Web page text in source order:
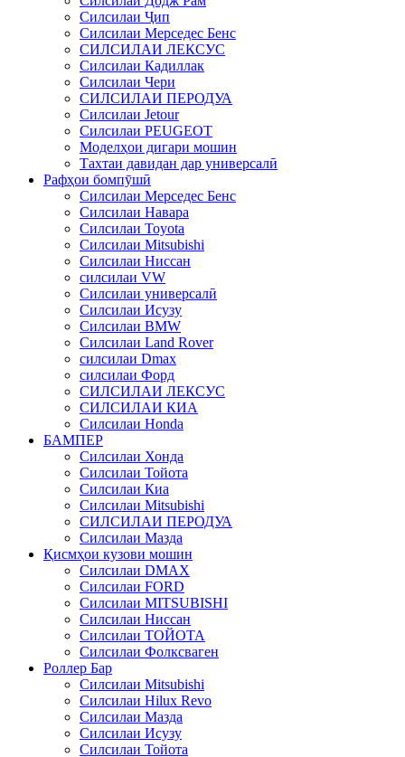
Силсилаи Ҷип
Силсилаи Мерседес Бенс
СИЛСИЛАИ ЛЕКСУС
Силсилаи Кадиллак
Силсилаи Чери
СИЛСИЛАИ ПЕРОДУА
Силсилаи Jetour
Силсилаи PEUGEOT
Моделҳои дигари мошин
Тахтаи давидан дар универсалӣ
Рафҳои бомпӯшӣ
Силсилаи Мерседес Бенс
Силсилаи Навара
Силсилаи Toyota
Силсилаи Mitsubishi
Силсилаи Ниссан
силсилаи VW
Силсилаи универсалӣ
Силсилаи Исузу
Силсилаи BMW
Силсилаи Land Rover
силсилаи Dmax
силсилаи Форд
СИЛСИЛАИ ЛЕКСУС
СИЛСИЛАИ КИА
Силсилаи Honda
БАМПЕР
Силсилаи Хонда
Силсилаи Тойота
Силсилаи Киа
Силсилаи Mitsubishi
СИЛСИЛАИ ПЕРОДУА
Силсилаи Мазда
Қисмҳои кузови мошин
Силсилаи DMAX
Силсилаи FORD
Силсилаи MITSUBISHI
Силсилаи Ниссан
Силсилаи ТОЙОТА
Силсилаи Фолксваген
Роллер Бар
Силсилаи Mitsubishi
Силсилаи Hilux Revo
Силсилаи Мазда
Силсилаи Исузу
Силсилаи Тойота